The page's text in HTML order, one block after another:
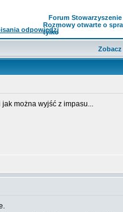
Forum
Rozmowy otwarte o
tylko
można wyjść z impasu...